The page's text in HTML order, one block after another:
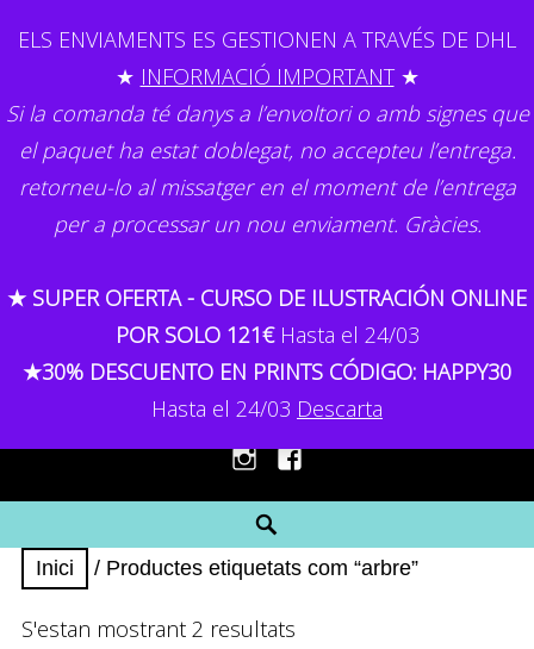
GEMMA CAPDEVILA
Il·lustració
MENU
InstagramFacebook
Inici / Productes etiquetats com “arbre”
S'estan mostrant 2 resultats
ELS ENVIAMENTS ES GESTIONEN A TRAVÉS DE DHL
★ INFORMACIÓ IMPORTANT★
Si la comanda té danys a l’envoltori o amb signes que
el paquet ha estat doblegat, no accepteu l’entrega.
retorneu-lo al missatger en el moment de l’entrega
per a processar un nou enviament. Gràcies.
★ SUPER OFERTA - CURSO DE ILUSTRACIÓN ONLINE
POR SOLO 121€ Hasta el 24/03
★30% DESCUENTO EN PRINTS CÓDIGO: HAPPY30
Hasta el 24/03 Descarta